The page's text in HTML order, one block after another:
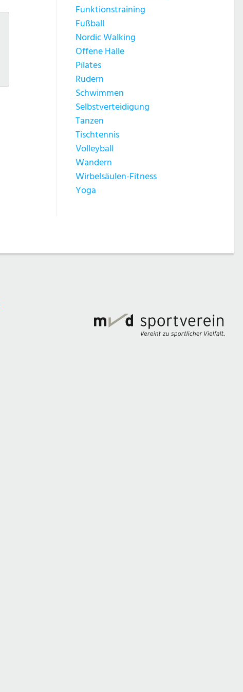
Funktionstraining
Fußball
Nordic Walking
Offene Halle
Pilates
Rudern
Schwimmen
Selbstverteidigung
Tanzen
Tischtennis
Volleyball
Wandern
Wirbelsäulen-Fitness
Yoga